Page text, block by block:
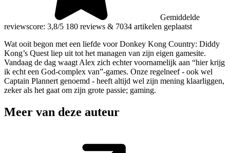
Gemiddelde
reviewscore: 3,8/5 180 reviews & 7034 artikelen geplaatst
Wat ooit begon met een liefde voor Donkey Kong Country: Diddy
Kong’s Quest liep uit tot het managen van zijn eigen gamesite.
Vandaag de dag waagt Alex zich echter voornamelijk aan “hier krijg
ik echt een God-complex van”-games. Onze regelneef - ook wel
Captain Plannert genoemd - heeft altijd wel zijn mening klaarliggen,
zeker als het gaat om zijn grote passie; gaming.
Meer van deze auteur